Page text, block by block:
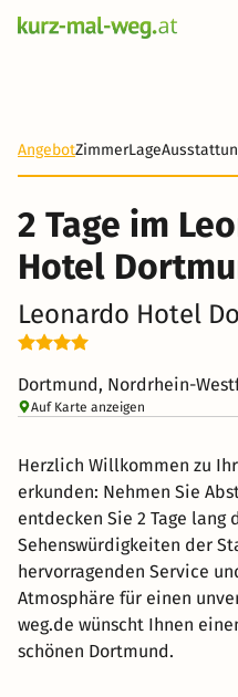
AngebotZimmerLage
2 Tage im
Hotel
Leonardo Hotel
Dortmund, Nordrhein-
Auf Karte anzeigen
Herzlich Willkommen zu
erkunden: Nehmen Sie
entdecken Sie 2 Tage lang
Sehenswürdigkeiten der
hervorragenden Service
Atmosphäre für einen
weg.de wünscht Ihnen
schönen Dortmund.